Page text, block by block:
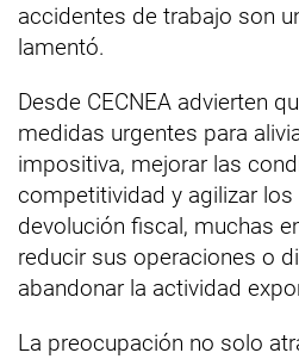
accidentes de trabajo son
lamentó.
Desde CECNEA advierten
medidas urgentes para
impositiva, mejorar las
competitividad y agilizar
devolución fiscal, muchas
reducir sus operaciones o
abandonar la actividad
La preocupación no solo